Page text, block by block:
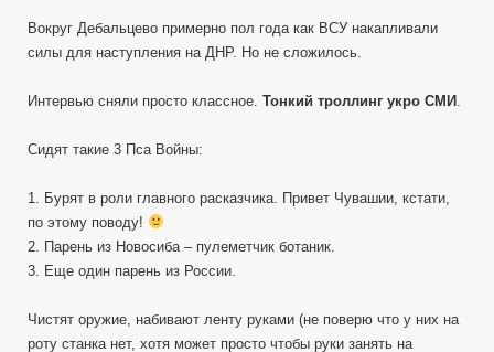
Вокруг Дебальцево примерно пол года как ВСУ накапливали
силы для наступления на ДНР. Но не сложилось.
Интервью сняли просто классное. Тонкий троллинг укро СМИ .
Сидят такие 3 Пса Войны:
1. Бурят в роли главного расказчика. Привет Чувашии, кстати,
по этому поводу!
2. Парень из Новосиба – пулеметчик ботаник.
3. Еще один парень из России.
Чистят оружие, набивают ленту руками (не поверю что у них на
роту станка нет, хотя может просто чтобы руки занять на